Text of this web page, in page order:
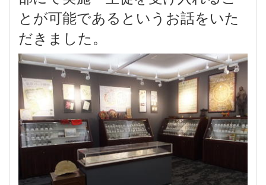
とが可能であるというお話をいた
だきました。